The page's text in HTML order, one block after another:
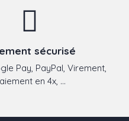
sécurisé
Pay, PayPal, Virement,
en 4x, ...